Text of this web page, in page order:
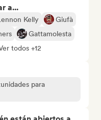
a...
Kelly
Giufà
Gattamolesta
todos +12
para